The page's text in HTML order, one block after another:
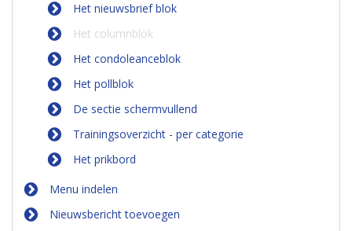
Het nieuwsbrief blok
Het columnblok
Het condoleanceblok
Het pollblok
De sectie schermvullend
Trainingsoverzicht - per categorie
Het prikbord
Menu indelen
Nieuwsbericht toevoegen